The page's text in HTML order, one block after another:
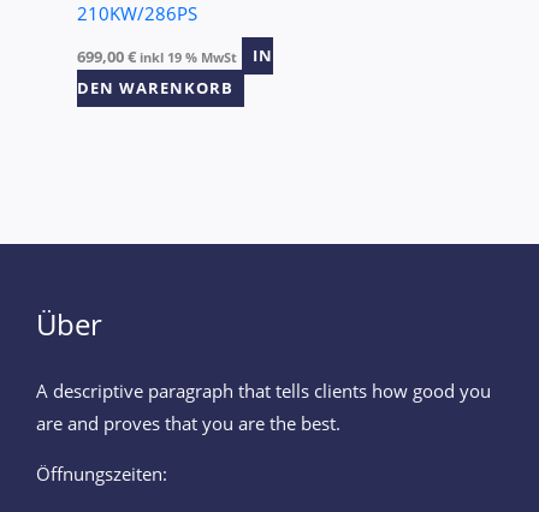
210KW/286PS
699,00€ inkl 19 % MwSt
IN
DEN WARENKORB
Über
A descriptive paragraph that tells clients how good you
are and proves that you are the best.
Öffnungszeiten: